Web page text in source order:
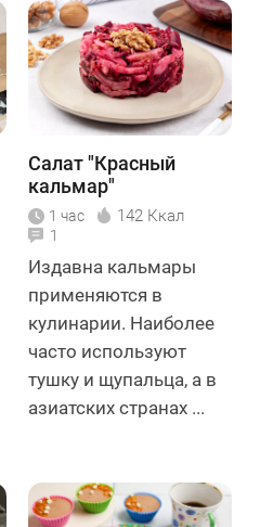
Салат "Красный
кальмар"
1 час 142 Ккал
1
Издавна кальмары
применяются в
кулинарии. Наиболее
часто используют
тушку и щупальца, а в
азиатских странах ...